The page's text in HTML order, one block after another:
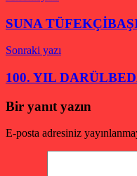
gezinmesi
SUNA
Sonraki yazı
100. YIL
Bir yanıt yazın
E-posta adresiniz